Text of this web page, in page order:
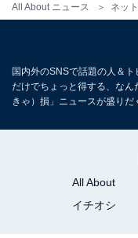
All About ニュース ネッ
国内外のSNSで話題の人＆
だけでちょっと得する、な
きゃ）損」ニュースが盛りだ
All About
イチオシ